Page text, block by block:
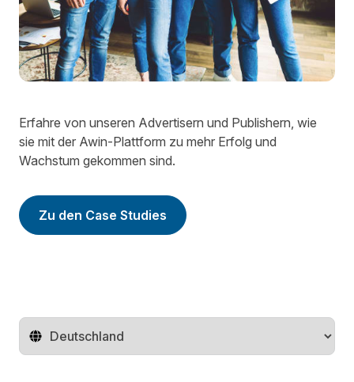
Erfahre von unseren Advertisern und Publishern, wie
sie mit der Awin-Plattform zu mehr Erfolg und
Wachstum gekommen sind.
Zu den Case Studies
Region ändern